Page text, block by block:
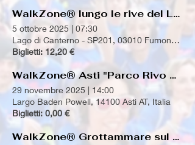
WalkZone® lungo le rive del Lago di Canterno
5 ottobre 2025 | 07:30
Lago di Canterno - SP201, 03010 Fumone FR,
Biglietti: 12,20 €
WalkZone® Asti "Parco Rivo Crosio"
29 novembre 2025 | 14:00
Largo Baden Powell, 14100 Asti AT, Italia
Biglietti: 0,00 €
WalkZone® Grottammare sul Lungomare